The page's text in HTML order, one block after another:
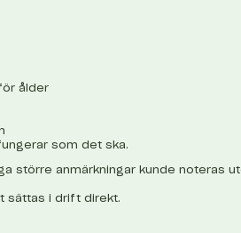
ålder
som det ska.
större anmärkningar kunde noteras
sättas i drift direkt.